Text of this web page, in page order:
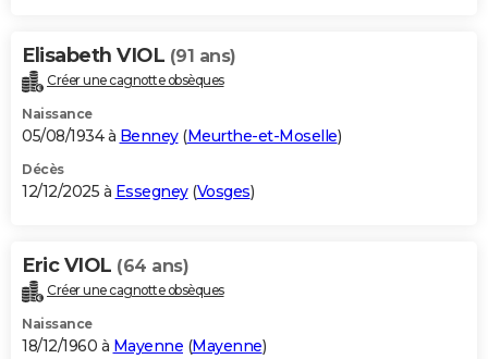
Carte de Noël
Carte Bonne année
Carte Saint-Valentin
Carte Pâques
Carte d'anniversaire
DICTIONNAIRE
Dictionnaire
Biographies
Citations
Expressions
Proverbes
PROGRAMME TV
S'inscrire
Se connecter
Lycées
Collèges
Primaires
Universités
Entreprises
Service militaire
Avis de recherche
AVIS DE DÉCÈS
Bricolage
Lifestyle
Culture
Sport
Auto
Television
Voyage
Cinema
Elisabeth VIOL (91 ans)
Créer une cagnotte obsèques
Naissance
05/08/1934 à Benney(Meurthe-et-Moselle)
Décès
12/12/2025 à Essegney(Vosges)
Eric VIOL (64 ans)
Créer une cagnotte obsèques
Naissance
18/12/1960 à Mayenne (Mayenne)